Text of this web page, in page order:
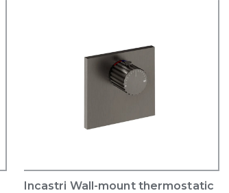
Incastri Wall-mount thermostatic